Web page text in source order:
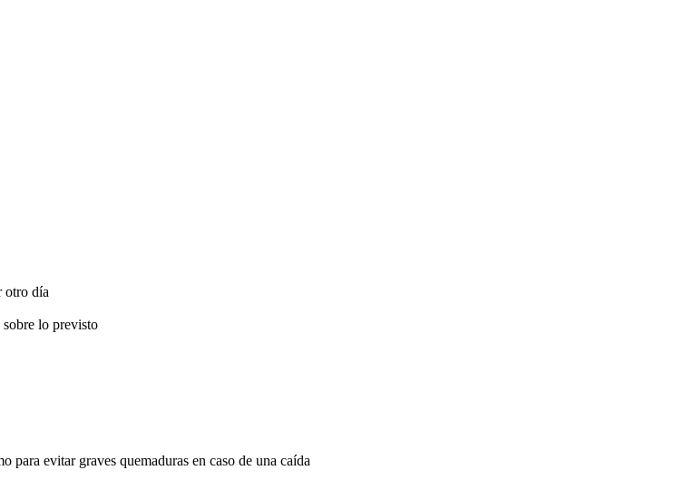
otro día
sobre lo previsto
para evitar graves quemaduras en caso de una caída